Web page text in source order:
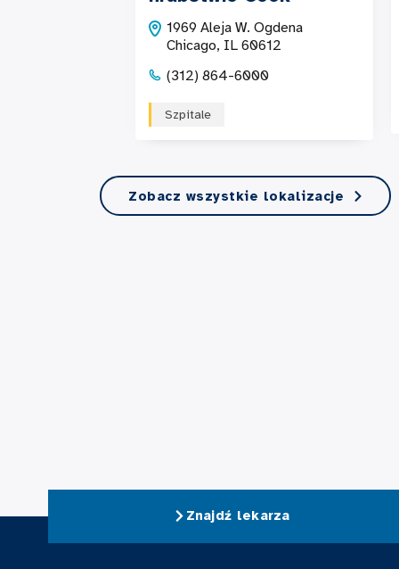
1969 Aleja W. Ogdena
Chicago, IL 60612
(312) 864-6000
Szpitale
Zobacz wszystkie lokalizacje
Znajdź lekarza